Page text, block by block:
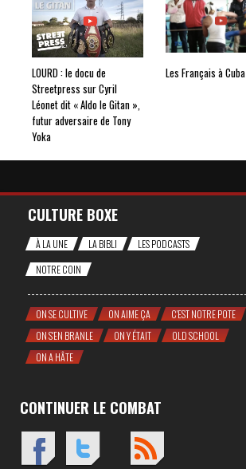
LOURD : le docu de
Streetpress sur Cyril
Léonet dit « Aldo le Gitan »,
futur adversaire de Tony
Yoka
Les Français à Cuba
CULTURE BOXE
À LA UNE LA BIBLI
LES PODCASTS
NOTRE COIN
ON SE CULTIVE ON AIME ÇA
C'EST NOTRE POTE
ON S'EN BRANLE
ON Y ÉTAIT
OLD SCHOOL
ON A HÂTE
CONTINUER LE COMBAT